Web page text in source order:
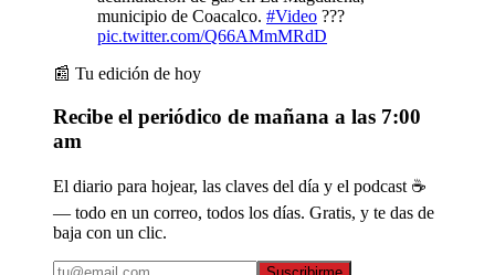
municipio de Coacalco. #Video ???
pic.twitter.com/Q66AMmMRdD
📰 Tu edición de hoy
Recibe el periódico de mañana a las 7:00
am
El diario para hojear, las claves del día y el podcast ☕
— todo en un correo, todos los días. Gratis, y te das de
baja con un clic.